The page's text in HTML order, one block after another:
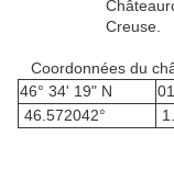
Creuse.
Coordonnées du
46° 34' 19" N
46.572042°